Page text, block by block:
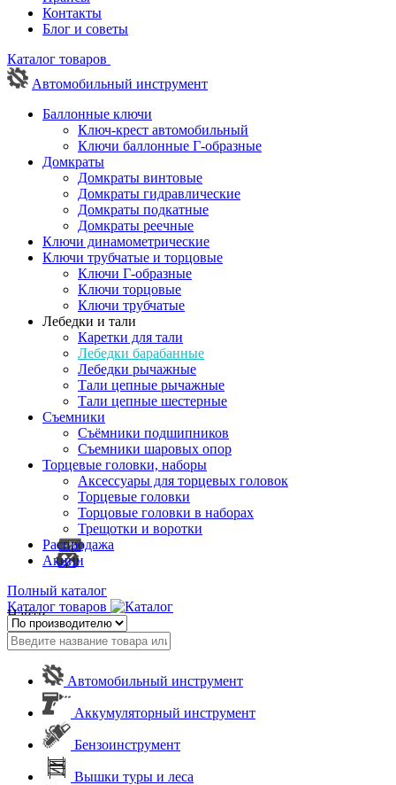
Контакты
Блог и советы
Каталог товаров
Автомобильный инструмент
Баллонные ключи
Ключ-крест автомобильный
Ключи баллонные Г-образные
Домкраты
Домкраты винтовые
Домкраты гидравлические
Домкраты подкатные
Домкраты реечные
Ключи динамометрические
Ключи трубчатые и торцовые
Ключи Г-образные
Ключи торцовые
Ключи трубчатые
Лебедки и тали
Каретки для тали
Лебедки барабанные
Лебедки рычажные
Тали цепные рычажные
Тали цепные шестерные
Съемники
Съёмники подшипников
Съемники шаровых опор
Торцевые головки, наборы
Аксессуары для торцевых головок
Торцевые головки
Торцовые головки в наборах
Трещотки и воротки
Распродажа
Акции
Полный каталог
Каталог товаров
Найти
Автомобильный инструмент
Аккумуляторный инструмент
Бензоинструмент
Вышки туры и леса